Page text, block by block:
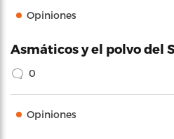
Opiniones
Asmáticos y el polvo del
0
Opiniones